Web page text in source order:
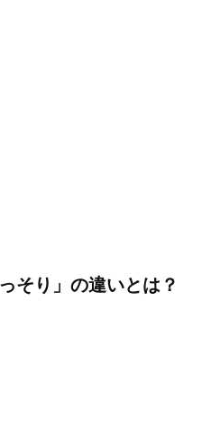
そり」の違いとは？